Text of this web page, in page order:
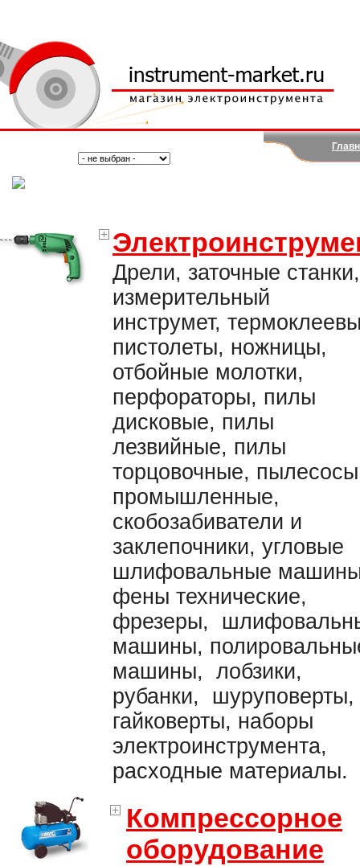
Дрели, заточные станки,
измерительный
инструмет,
пистолеты, ножницы,
отбойные молотки,
перфораторы, пилы
дисковые, пилы
лезвийные, пилы
торцовочные, пылесосы
промышленные,
скобозабиватели и
заклепочники, угловые
шлифовальные
фены технические,
фрезеры,
машины,
машины, лобзики,
рубанки, шуруповерты,
гайковерты, наборы
электроинструмента,
расходные материалы.
Компрессорное
оборудование